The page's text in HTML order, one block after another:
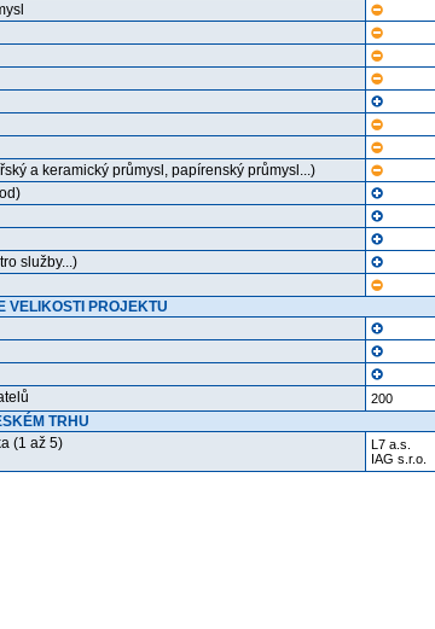
a keramický průmysl, papírenský průmysl...)
služby...)
VELIKOSTI PROJEKTU
200
TRHU
(1 až 5)
L7 a.s.
IAG s.r.o.